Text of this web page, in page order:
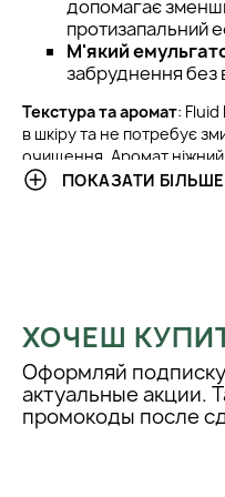
допомагає
протизапальний
М'який
забруднення без
Текстура та аромат:
в шкіру та не потребує
очищення. Аромат
розслабляючий досвід
Клінічні дослідження
шкіри після
підтвердили ефективне
Підвищення рівня
ПОКАЗАТИ БІЛЬШЕ
ХОЧЕШ
Оформляй
актуальные акции.
промокоды после